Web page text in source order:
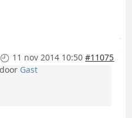
11 nov 2014 10:50 #11075
door Gast